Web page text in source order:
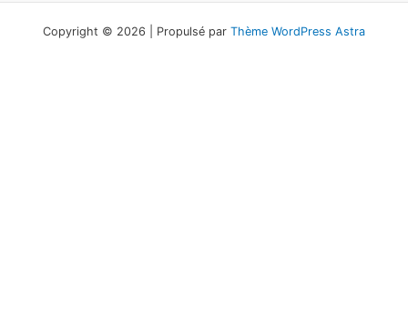
Copyright © 2026 | Propulsé par Thème WordPress Astra